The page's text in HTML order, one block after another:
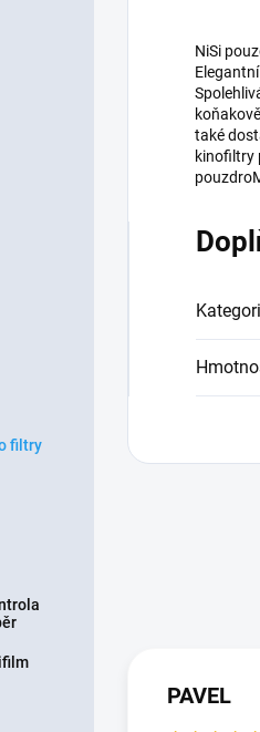
filtry
NiSi
také
kinofiltry
PAVEL